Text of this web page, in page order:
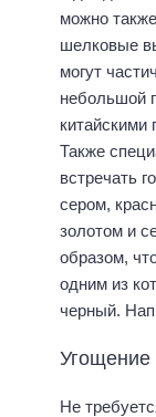
можно
шелковые
могут
небольшой
китайскими
Также
встречать
сером,
золотом и
образом,
одним из
черный.
Угощение
Не